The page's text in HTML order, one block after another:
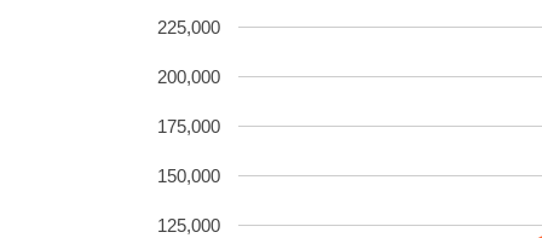
125,000
150,000
175,000
200,000
225,000